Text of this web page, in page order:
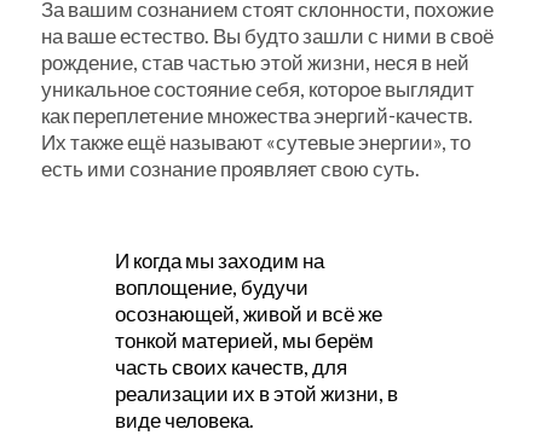
За вашим сознанием стоят склонности, похожие
на ваше естество. Вы будто зашли с ними в своё
рождение, став частью этой жизни, неся в ней
уникальное состояние себя, которое выглядит
как переплетение множества энергий-качеств.
Их также ещё называют «сутевые энергии», то
есть ими сознание проявляет свою суть.
И когда мы заходим на
воплощение, будучи
осознающей, живой и всё же
тонкой материей, мы берём
часть своих качеств, для
реализации их в этой жизни, в
виде человека.